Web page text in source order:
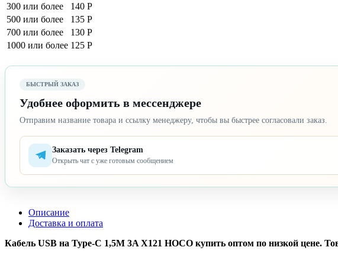
300 или более
140 Р
500 или более
135 Р
700 или более
130 Р
1000 или более 125 Р
БЫСТРЫЙ ЗАКАЗ
Удобнее оформить в мессенджере
Отправим название товара и ссылку менеджеру, чтобы вы быстрее согласовали заказ.
Заказать через Telegram
Открыть чат с уже готовым сообщением
Описание
Доставка и оплата
Кабель USB на Type-C 1,5M 3A X121 HOCO купить оптом по низкой цене.